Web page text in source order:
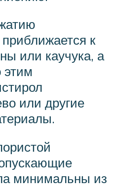
к
или каучука, а
этим
или другие
минимальны из